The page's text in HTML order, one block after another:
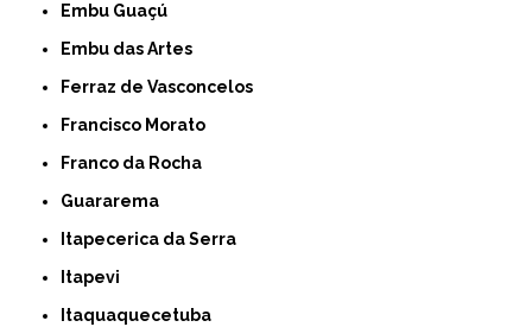
Embu Guaçú
Embu das Artes
Ferraz de Vasconcelos
Francisco Morato
Franco da Rocha
Guararema
Itapecerica da Serra
Itapevi
Itaquaquecetuba